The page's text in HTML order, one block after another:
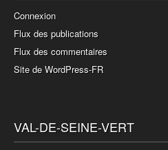
Connexion
Flux des publications
Flux des commentaires
Site de WordPress-FR
VAL-DE-SEINE-VERT